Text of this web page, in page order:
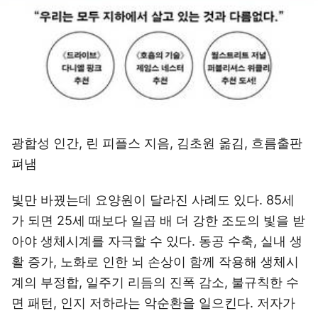
광합성 인간, 린 피플스 지음, 김초원 옮김, 흐름출판
펴냄
빛만 바꿨는데 요양원이 달라진 사례도 있다. 85세
가 되면 25세 때보다 일곱 배 더 강한 조도의 빛을 받
아야 생체시계를 자극할 수 있다. 동공 수축, 실내 생
활 증가, 노화로 인한 뇌 손상이 함께 작용해 생체시
계의 부정합, 일주기 리듬의 진폭 감소, 불규칙한 수
면 패턴, 인지 저하라는 악순환을 일으킨다. 저자가